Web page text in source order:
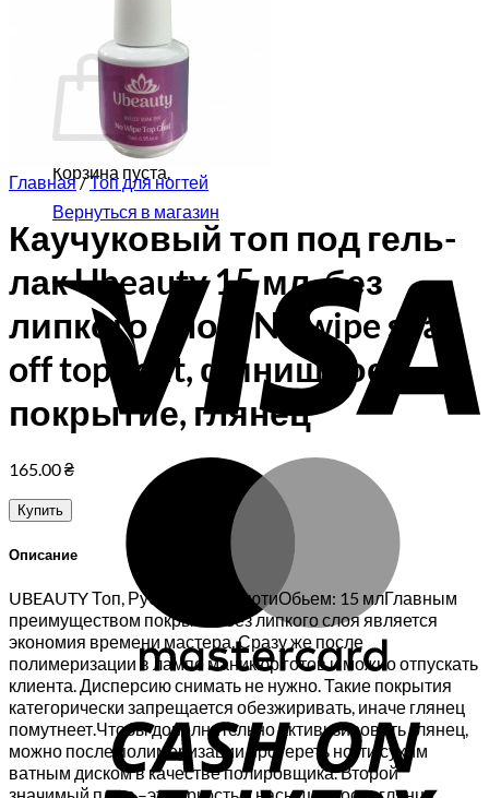
Корзина
Корзина пуста.
Вернуться в магазин
Главная/Топ для ногтей
Каучуковый топ под гель-
лак Ubeauty 15 мл, без
липкого слоя, No wipe soak
off top coat, финишное
покрытие, глянец
165.00₴
Купить
Описание
UBEAUTY Топ, Рубер топ ЮбьютиОбьем: 15 млГлавным
преимуществом покрытия без липкого слоя является
экономия времени мастера. Сразу же после
полимеризации в лампе маникюр готов и можно отпускать
клиента. Дисперсию снимать не нужно. Такие покрытия
категорически запрещается обезжиривать, иначе глянец
помутнеет.Чтобы дополнительно активизировать глянец,
можно после полимеризации протереть ногти сухим
ватным диском в качестве полировщика. Второй